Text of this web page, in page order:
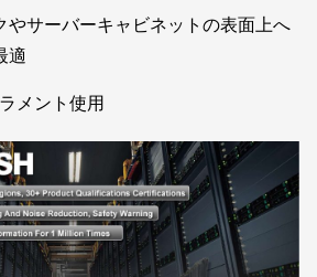
やサーバーキャビネットの表面上へ
適
メント使用